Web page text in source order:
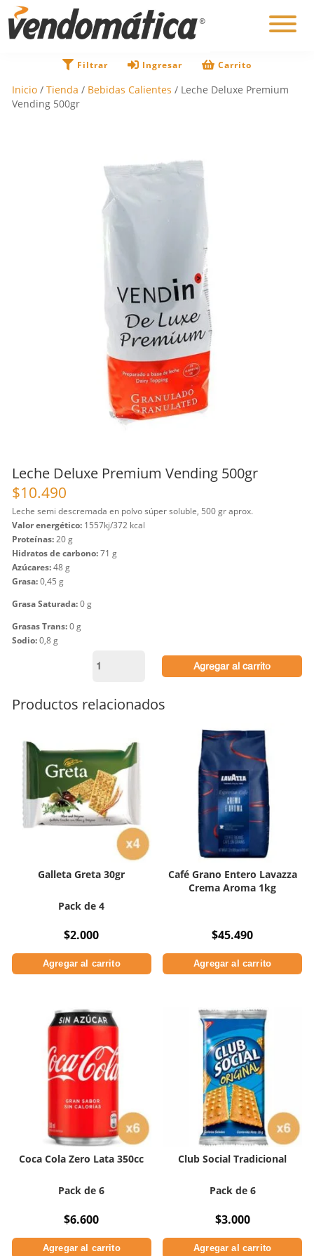
Filtrar Ingresar Carrito
Inicio / Tienda / Bebidas Calientes / Leche Deluxe Premium
Vending 500gr
Leche Deluxe Premium Vending 500gr
$10.490
Leche semi descremada en polvo súper soluble, 500 gr aprox.
Valor energético: 1557kj/372 kcal
Proteínas:20 g
Hidratos de carbono:71 g
Azúcares:48 g
Grasa:0,45 g
Grasa Saturada:0 g
Grasas Trans:0 g
Sodio:0,8 g
Deluxe
Vending
500gr
Agregar al carrito
Productos relacionados
Galleta Greta 30gr
Pack de 4
$2.000
Agregar al carrito
Café Grano Entero Lavazza
Crema Aroma 1kg
$45.490
Agregar al carrito
Coca Cola Zero Lata 350cc
Pack de 6
$6.600
Agregar al carrito
Club Social Tradicional
Pack de 6
$3.000
Agregar al carrito